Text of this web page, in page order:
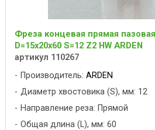
Фреза концевая прямая
D=15x20x60 S=12 Z2 HW ARDEN
артикул 110267
Производитель: ARDEN
Диаметр хвостовика (S), мм: 12
Направление реза: Прямой
Общая длина (L), мм: 60